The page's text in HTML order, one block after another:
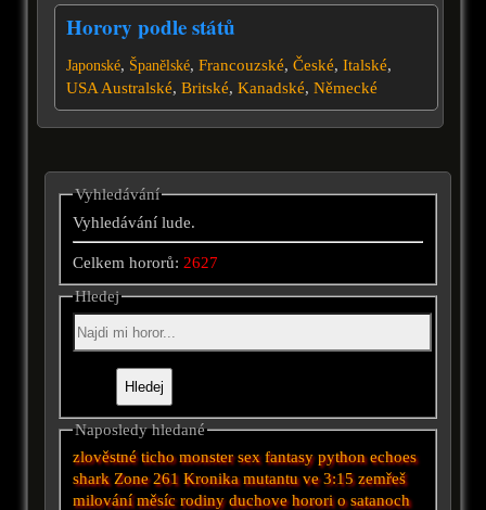
Horory podle států
Japonské, Španělské, Francouzské, České, Italské,
USA Australské, Britské, Kanadské, Německé
Vyhledávání
Vyhledávání lude.
Celkem hororů: 2627
Hledej
Naposledy hledané
zlověstné ticho monster sex fantasy python echoes
shark Zone 261 Kronika mutantu ve 3:15 zemřeš
milování měsíc rodiny duchovehorori o satanoch